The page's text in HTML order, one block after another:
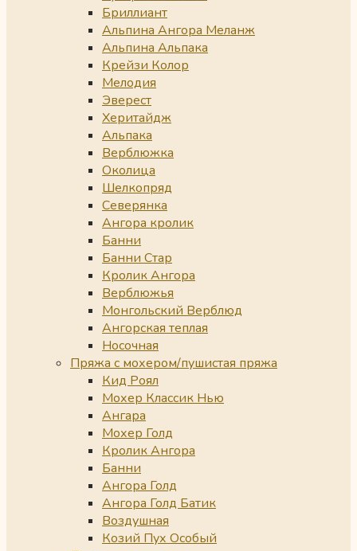
Бриллиант
Альпина Ангора Меланж
Альпина Альпака
Крейзи Колор
Мелодия
Эверест
Херитайдж
Альпака
Верблюжка
Околица
Шелкопряд
Северянка
Ангора кролик
Банни
Банни Стар
Кролик Ангора
Верблюжья
Монгольский Верблюд
Ангорская теплая
Носочная
Пряжа с мохером/пушистая пряжа
Кид Роял
Мохер Классик Нью
Ангара
Мохер Голд
Кролик Ангора
Банни
Ангора Голд
Ангора Голд Батик
Воздушная
Козий Пух Особый